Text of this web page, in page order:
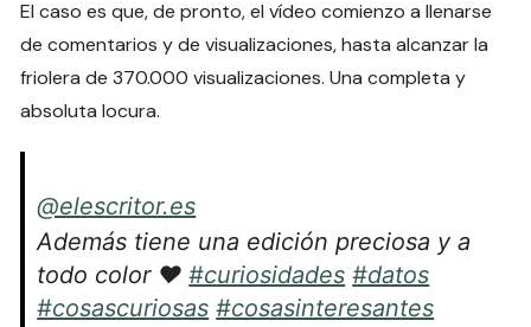
El caso es que, de pronto, el vídeo comienzo a llenarse
de comentarios y de visualizaciones, hasta alcanzar la
friolera de 370.000 visualizaciones. Una completa y
absoluta locura.
@elescritor.es
Además tiene una edición preciosa y a
todo color ♥️#curiosidades #datos
#cosascuriosas #cosasinteresantes